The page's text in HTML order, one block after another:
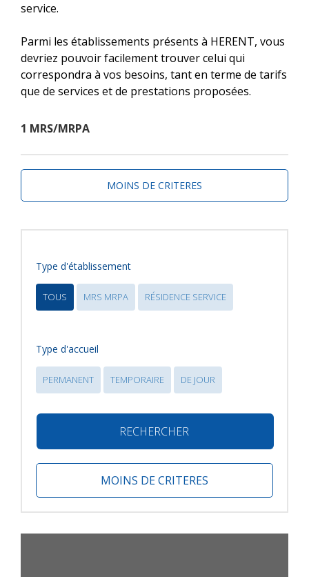
service.
Parmi les établissements présents à HERENT, vous
devriez pouvoir facilement trouver celui qui
correspondra à vos besoins, tant en terme de tarifs
que de services et de prestations proposées.
1 MRS/MRPA
MOINS DE CRITERES
Type d'établissement
TOUS MRS MRPA RÉSIDENCE SERVICE
Type d'accueil
PERMANENT TEMPORAIRE DE JOUR
RECHERCHER
MOINS DE CRITERES